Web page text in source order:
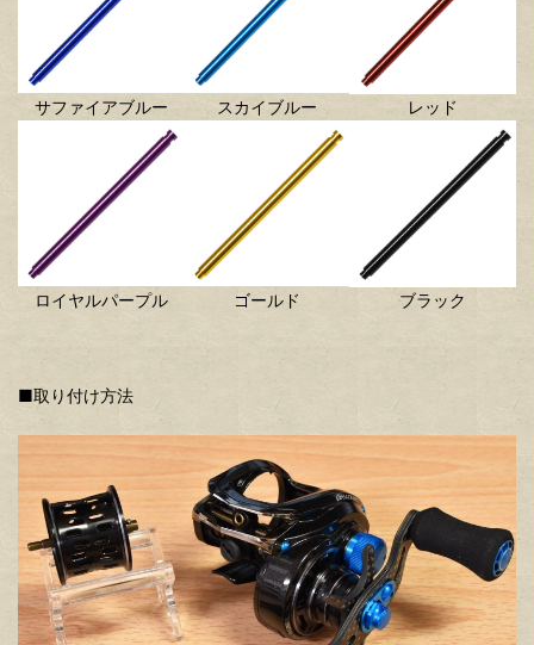
サファイアブルー スカイブルー レッド
ロイヤルパープル ゴールド ブラック
■取り付け方法